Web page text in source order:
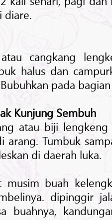
diare.
cangkang
halus dan
pada
Kunjung Sembuh
atau biji
arang. Tumbuk
di daerah luka.
musim buah
dipinggir
buahnya,